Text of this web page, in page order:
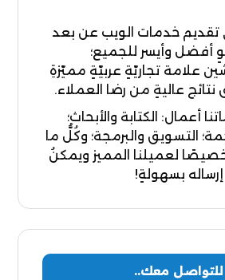
تقديم خدمات الويب عن بعد
أفضل وأيسر للجميع؛
علامة تجاريّةٍ عربيّةٍ مميّزةِ
عاليةٍ من رضا العملاء.
أعمال: الكتابة والأبحاث؛
التسويق والبرمجة؛ وكُلُّ ما
لعميلنا المميز ويمكنُ
إرساله بسهولةٍ!
للتواصل معك..